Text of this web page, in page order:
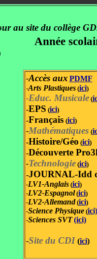
au site du collège
Année
-Accès aux PDMF
-Arts Plastiques (ici)
-Educ. Musicale(
-EPS (ici)
-Français (ici)
-Mathématiques (
-Histoire/Géo (ici)
-Découverte
-Technologie(ici)
-JOURNAL-Idd
-LV1-Anglais(ici)
-LV2-Espagnol (ici)
-LV2-Allemand(ici)
-Science Physique(ici)
-Sciences SVT (ici)
-Site du CDI (ici)